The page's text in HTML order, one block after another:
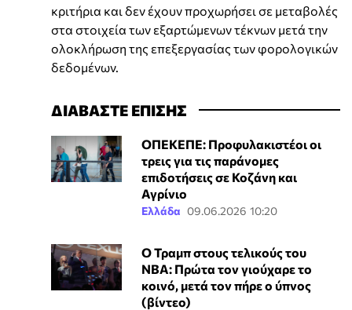
κριτήρια και δεν έχουν προχωρήσει σε μεταβολές
στα στοιχεία των εξαρτώμενων τέκνων μετά την
ολοκλήρωση της επεξεργασίας των φορολογικών
δεδομένων.
ΔΙΑΒΑΣΤΕ ΕΠΙΣΗΣ
ΟΠΕΚΕΠΕ: Προφυλακιστέοι οι
τρεις για τις παράνομες
επιδοτήσεις σε Κοζάνη και
Αγρίνιο
Ελλάδα 09.06.2026 10:20
Ο Τραμπ στους τελικούς του
NBA: Πρώτα τον γιούχαρε το
κοινό, μετά τον πήρε ο ύπνος
(βίντεο)